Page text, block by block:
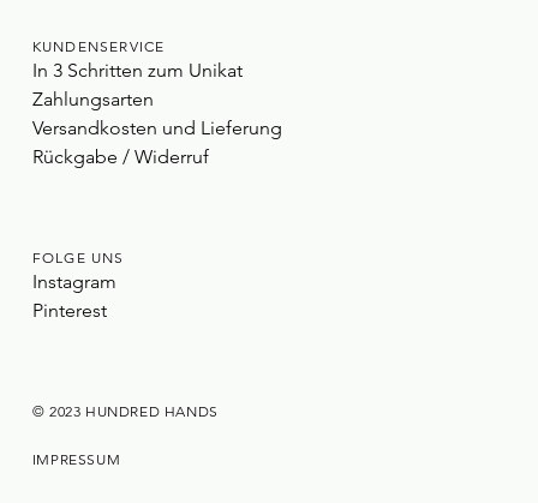
KUNDENSERVICE
In 3 Schritten zum Unikat
Zahlungsarten
Versandkosten und Lieferung
Rückgabe / Widerruf
FOLGE UNS
Instagram
Pinterest
© 2023 HUNDRED HANDS
IMPRESSUM